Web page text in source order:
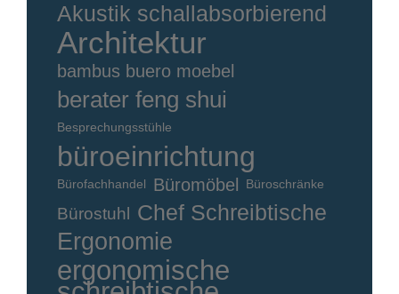
Akustik schallabsorbierend
Architektur
bambus buero moebel
berater feng shui
Besprechungsstühle
büroeinrichtung
Bürofachhandel Büromöbel Büroschränke
Bürostuhl Chef Schreibtische
Ergonomie
ergonomische